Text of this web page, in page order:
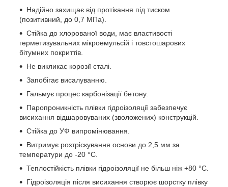
Надійно захищає від протікання під тиском
(позитивний, до 0,7 МПа).
Стійка до хлорованої води, має властивості
герметизувальних мікроемульсій і товстошарових
бітумних покриттів.
Не викликає корозії сталі.
Запобігає висалуванню.
Гальмує процес карбонізації бетону.
Паропроникність плівки гідроізоляції забезпечує
висихання відшаровуваних (зволожених) конструкцій.
Стійка до УФ випромінювання.
Витримує розтріскування основи до 2,5 мм за
температури до -20 °C.
Теплостійкість плівки гідроізоляції не більш ніж +80 °C.
Гідроізоляція після висихання створює шорстку плівку